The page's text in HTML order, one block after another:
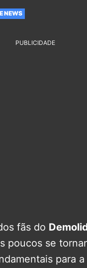
NEWS
PUBLICIDADE
fãs do
poucos se
para a